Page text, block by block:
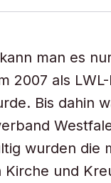
man es
2007 als
Bis dahin
wurden die
Kirche und